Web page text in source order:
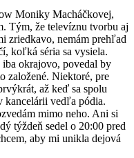
Moniky Macháčkovej,
Tým, že televíznu tvorbu aj
zriedkavo, nemám prehľad
koľká séria sa vysiela.
okrajovo, povedal by
založené. Niektoré, pre
až keď sa spolu
kancelárii vedľa pódia.
mimo neho. Ani si
týždeň sedel o 20:00 pred
aby mi unikla dejová